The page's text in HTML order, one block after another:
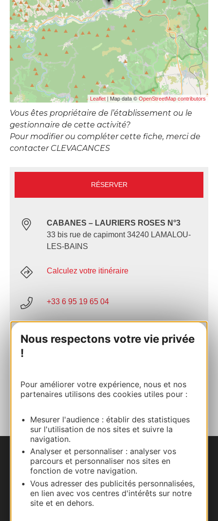
Nous respectons votre vie privée
!
Pour améliorer votre expérience, nous et nos
partenaires utilisons des cookies utiles pour :
Mesurer l'audience : établir des statistiques
sur l'utilisation de nos sites et suivre la
navigation.
Analyser et personnaliser : analyser vos
parcours et personnaliser nos sites en
fonction de votre navigation.
Vous adresser des publicités personnalisées,
en lien avec vos centres d'intérêts sur notre
site et en dehors.
Leaflet | Map data © OpenStreetMap contributors
Vous êtes propriétaire de l’établissement ou le
gestionnaire de cette activité?
Pour modifier ou compléter cette fiche, merci de
contacter CLEVACANCES
RÉSERVER
CABANES – LAURIERS ROSES N°3
33 bis rue de capimont 34240 LAMALOU-
LES-BAINS
Calculez votre itinéraire
+33 6 95 19 65 04
AJOUTER
AU CARNET
Nous contacter
Carte interactive
Documentation